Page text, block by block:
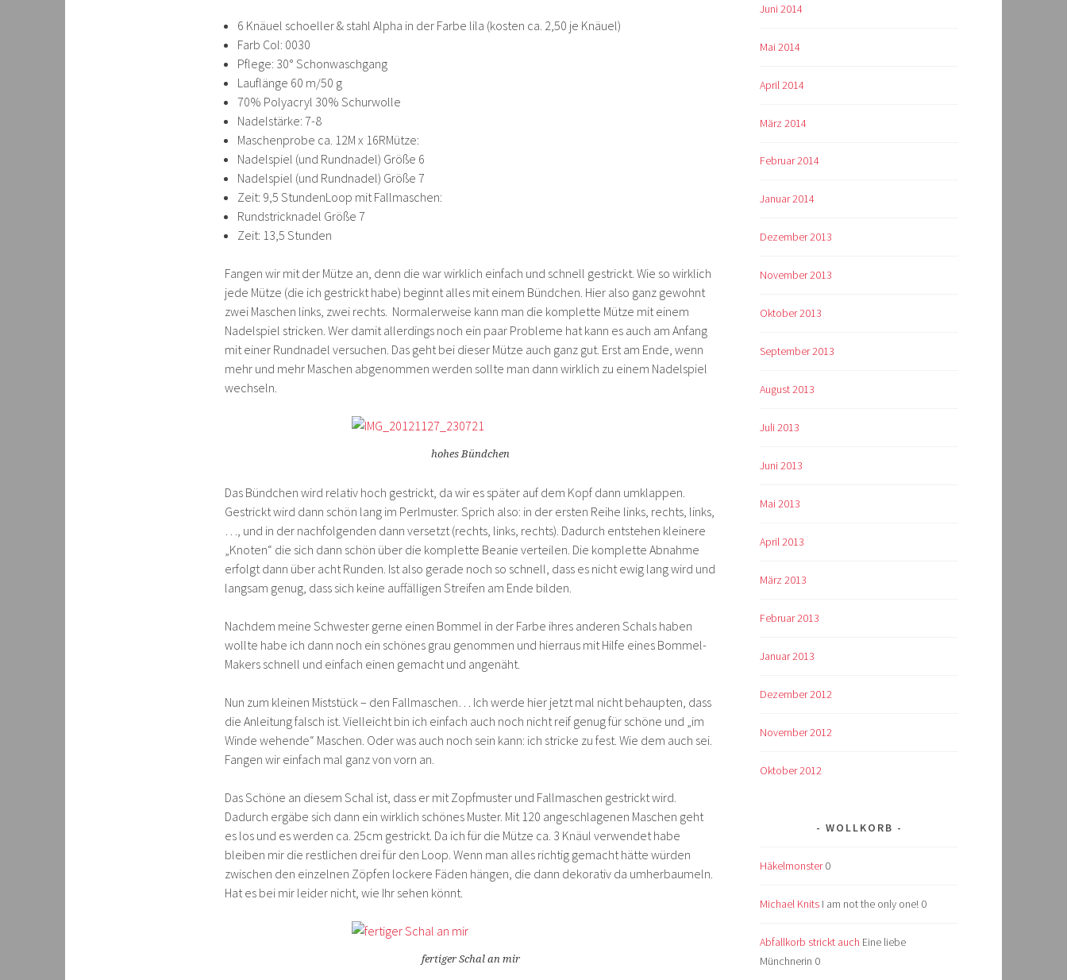
6 Knäuel schoeller & stahl Alpha in der Farbe lila (kosten ca. 2,50 je Knäuel)
Farb Col: 0030
Pflege: 30° Schonwaschgang
Lauflänge 60 m/50 g
70% Polyacryl 30% Schurwolle
Nadelstärke: 7-8
Maschenprobe ca. 12M x 16RMütze:
Nadelspiel (und Rundnadel) Größe 6
Nadelspiel (und Rundnadel) Größe 7
Zeit: 9,5 StundenLoop mit Fallmaschen:
Rundstricknadel Größe 7
Zeit: 13,5 Stunden
Fangen wir mit der Mütze an, denn die war wirklich einfach und schnell gestrickt. Wie so wirklich
jede Mütze (die ich gestrickt habe) beginnt alles mit einem Bündchen. Hier also ganz gewohnt
zwei Maschen links, zwei rechts. Normalerweise kann man die komplette Mütze mit einem
Nadelspiel stricken. Wer damit allerdings noch ein paar Probleme hat kann es auch am Anfang
mit einer Rundnadel versuchen. Das geht bei dieser Mütze auch ganz gut. Erst am Ende, wenn
mehr und mehr Maschen abgenommen werden sollte man dann wirklich zu einem Nadelspiel
wechseln.
hohes Bündchen
Das Bündchen wird relativ hoch gestrickt, da wir es später auf dem Kopf dann umklappen.
Gestrickt wird dann schön lang im Perlmuster. Sprich also: in der ersten Reihe links, rechts, links,
…, und in der nachfolgenden dann versetzt (rechts, links, rechts). Dadurch entstehen kleinere
„Knoten“ die sich dann schön über die komplette Beanie verteilen. Die komplette Abnahme
erfolgt dann über acht Runden. Ist also gerade noch so schnell, dass es nicht ewig lang wird und
langsam genug, dass sich keine auffälligen Streifen am Ende bilden.
Nachdem meine Schwester gerne einen Bommel in der Farbe ihres anderen Schals haben
wollte habe ich dann noch ein schönes grau genommen und hierraus mit Hilfe eines Bommel-
Makers schnell und einfach einen gemacht und angenäht.
Nun zum kleinen Miststück – den Fallmaschen… Ich werde hier jetzt mal nicht behaupten, dass
die Anleitung falsch ist. Vielleicht bin ich einfach auch noch nicht reif genug für schöne und „im
Winde wehende“ Maschen. Oder was auch noch sein kann: ich stricke zu fest. Wie dem auch sei.
Fangen wir einfach mal ganz von vorn an.
Das Schöne an diesem Schal ist, dass er mit Zopfmuster und Fallmaschen gestrickt wird.
Dadurch ergäbe sich dann ein wirklich schönes Muster. Mit 120 angeschlagenen Maschen geht
es los und es werden ca. 25cm gestrickt. Da ich für die Mütze ca. 3 Knäul verwendet habe
bleiben mir die restlichen drei für den Loop. Wenn man alles richtig gemacht hätte würden
zwischen den einzelnen Zöpfen lockere Fäden hängen, die dann dekorativ da umherbaumeln.
Hat es bei mir leider nicht, wie Ihr sehen könnt.
fertiger Schal an mir
Juni 2014
Mai 2014
April 2014
März 2014
Februar 2014
Januar 2014
Dezember 2013
November 2013
Oktober 2013
September 2013
August 2013
Juli 2013
Juni 2013
Mai 2013
April 2013
März 2013
Februar 2013
Januar 2013
Dezember 2012
November 2012
Oktober 2012
WOLLKORB
Häkelmonster0
Michael Knits I am not the only one! 0
Abfallkorb strickt auch Eine liebe
Münchnerin 0